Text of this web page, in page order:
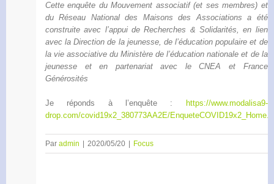
Cette enquête du Mouvement associatif (et ses membres) et
du Réseau National des Maisons des Associations
a été
construite avec l’appui de Recherches & Solidarités, en lien
avec la Direction de la jeunesse, de l’éducation populaire et de
la vie associative du Ministère de l’éducation nationale et de la
jeunesse et en partenariat avec le CNEA et France
Générosités
Je réponds à l’enquête :
https://www.modalisa9-
drop.com/covid19x2_380773AA2E/
Par admin 2020/05/20 Focus